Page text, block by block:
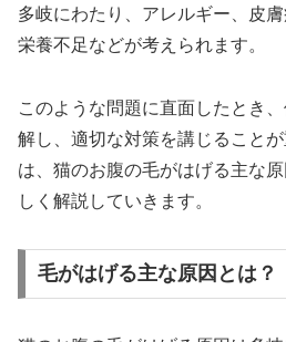
多岐にわたり、アレルギー、皮
栄養不足などが考えられます。
このような問題に直面したとき
解し、適切な対策を講じること
は、猫のお腹の毛がはげる主な
しく解説していきます。
毛がはげる主な原因とは？